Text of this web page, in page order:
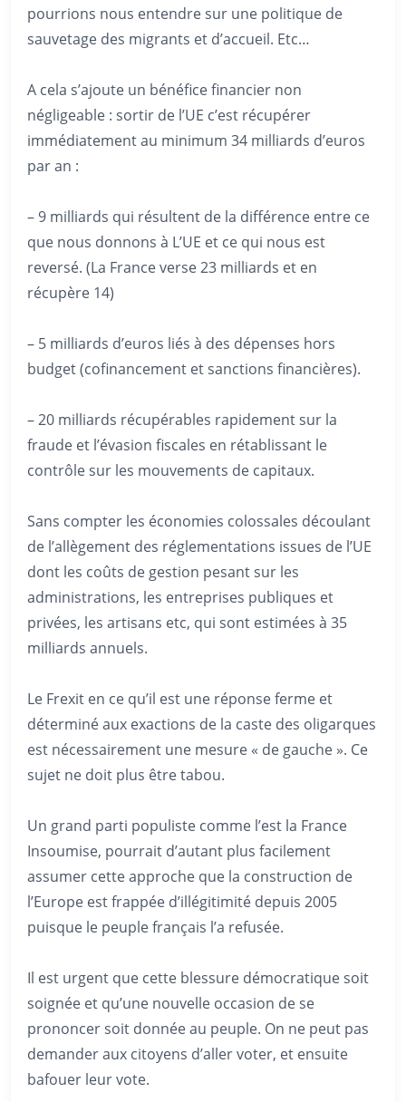
pourrions nous entendre sur une politique de
sauvetage des migrants et d’accueil. Etc…
A cela s’ajoute un bénéfice financier non
négligeable : sortir de l’UE c’est récupérer
immédiatement au minimum 34 milliards d’euros
par an :
– 9 milliards qui résultent de la différence entre ce
que nous donnons à L’UE et ce qui nous est
reversé. (La France verse 23 milliards et en
récupère 14)
– 5 milliards d’euros liés à des dépenses hors
budget (cofinancement et sanctions financières).
– 20 milliards récupérables rapidement sur la
fraude et l’évasion fiscales en rétablissant le
contrôle sur les mouvements de capitaux.
Sans compter les économies colossales découlant
de l’allègement des réglementations issues de l’UE
dont les coûts de gestion pesant sur les
administrations, les entreprises publiques et
privées, les artisans etc, qui sont estimées à 35
milliards annuels.
Le Frexit en ce qu’il est une réponse ferme et
déterminé aux exactions de la caste des oligarques
est nécessairement une mesure « de gauche ». Ce
sujet ne doit plus être tabou.
Un grand parti populiste comme l’est la France
Insoumise, pourrait d’autant plus facilement
assumer cette approche que la construction de
l’Europe est frappée d’illégitimité depuis 2005
puisque le peuple français l’a refusée.
Il est urgent que cette blessure démocratique soit
soignée et qu’une nouvelle occasion de se
prononcer soit donnée au peuple. On ne peut pas
demander aux citoyens d’aller voter, et ensuite
bafouer leur vote.